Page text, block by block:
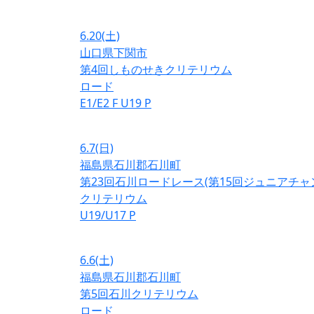
6.20(土)
山口県下関市
第4回しものせきクリテリウム
ロード
E1/E2 F U19 P
6.7(日)
福島県石川郡石川町
第23回石川ロードレース(第15回ジュニアチャ
クリテリウム
U19/U17 P
6.6(土)
福島県石川郡石川町
第5回石川クリテリウム
ロード